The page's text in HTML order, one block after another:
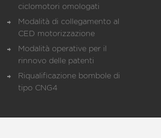
ciclomotori omologati
Modalità di collegamento al
CED motorizzazione
Modalità operative per il
rinnovo delle patenti
Riqualificazione bombole di
tipo CNG4